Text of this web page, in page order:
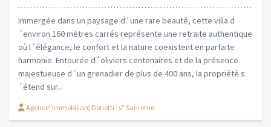
Immergée dans un paysage d´une rare beauté, cette villa d
´environ 160 mètres carrés représente une retraite authentique
où l´élégance, le confort et la nature coexistent en parfaite
harmonie. Entourée d´oliviers centenaires et de la présence
majestueuse d´un grenadier de plus de 400 ans, la propriété s
´étend sur...
Agence"Immobiliare Donetti´s" Sanremo